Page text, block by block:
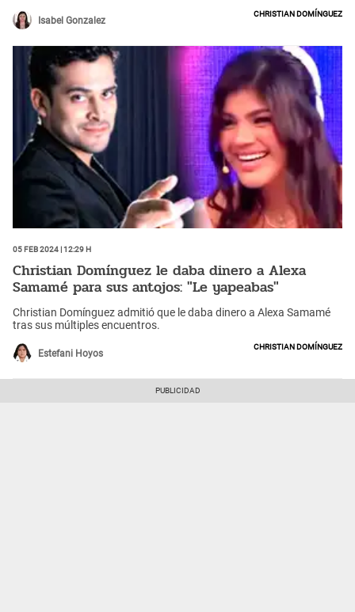
Isabel Gonzalez
Christian Domínguez
05 Feb 2024 | 12:29 h
Christian Domínguez le daba dinero a Alexa
Samamé para sus antojos: "Le yapeabas"
Christian Domínguez admitió que le daba dinero a Alexa Samamé
tras sus múltiples encuentros.
Estefani Hoyos
Christian Domínguez